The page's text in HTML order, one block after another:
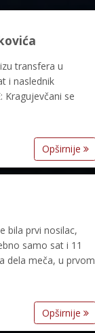
transfera u
i naslednik
Kragujevčani se
Opširnije
bila prvi nosilac,
samo sat i 11
dela meča, u prvom
Opširnije